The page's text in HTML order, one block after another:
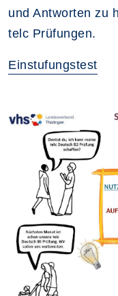
und Antworten zu
telc Prüfungen.
Einstufungstest